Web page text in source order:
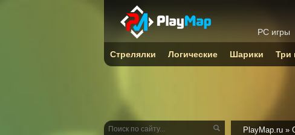
PlayMap.ru »
PC игры
Стрелялки Логические Шарики Три